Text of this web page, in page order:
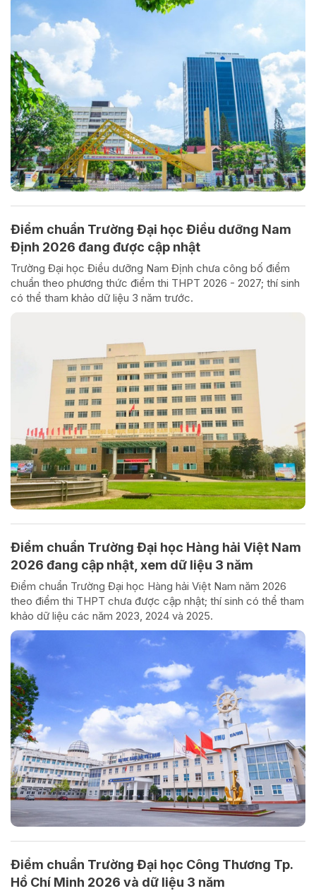
Điểm chuẩn Trường Đại học Điều dưỡng Nam
Định 2026 đang được cập nhật
Trường Đại học Điều dưỡng Nam Định chưa công bố điểm
chuẩn theo phương thức điểm thi THPT 2026 - 2027; thí sinh
có thể tham khảo dữ liệu 3 năm trước.
Điểm chuẩn Trường Đại học Hàng hải Việt Nam
2026 đang cập nhật, xem dữ liệu 3 năm
Điểm chuẩn Trường Đại học Hàng hải Việt Nam năm 2026
theo điểm thi THPT chưa được cập nhật; thí sinh có thể tham
khảo dữ liệu các năm 2023, 2024 và 2025.
Điểm chuẩn Trường Đại học Công Thương Tp.
Hồ Chí Minh 2026 và dữ liệu 3 năm